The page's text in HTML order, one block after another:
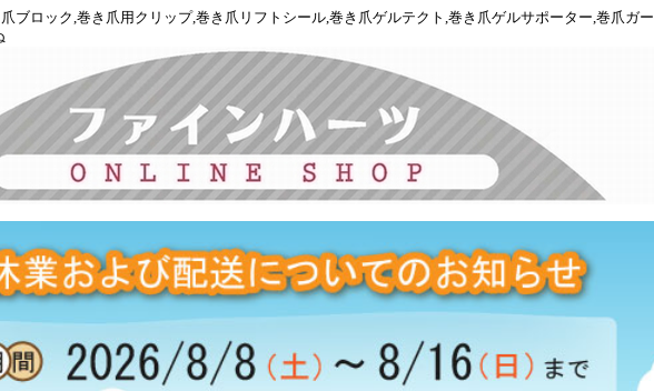
ブロック,巻き爪用クリップ,巻き爪リフトシール,巻き爪ゲルテクト,巻き爪ゲルサポーター,巻爪ガー